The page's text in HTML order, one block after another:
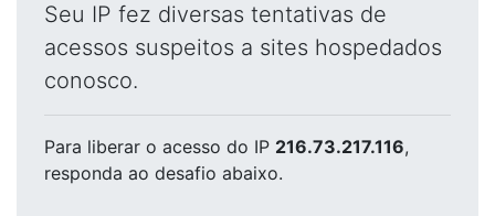
Seu IP fez diversas tentativas de
acessos suspeitos a sites hospedados
conosco.
Para liberar o acesso do IP 216.73.217.116,
responda ao desafio abaixo.